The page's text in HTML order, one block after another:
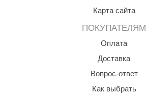
Карта сайта
ПОКУПАТЕЛЯМ
Оплата
Доставка
Вопрос-ответ
Как выбрать